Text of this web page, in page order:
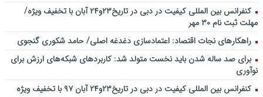
کنفرانس بین المللی کیفیت در دبی در تاریخ۲۳و۲۴ آبان با تخفیف ویژه/
مهلت ثبت نام ۳۰ مهر
راهکارهای نجات اقتصاد: اعتمادسازی دغدغه اصلی/ حامد شکوری گنجوی
برای صد ساله شدن باید نخست متولد شد: کاربردهای شبکه‌های ارزش برای
نوآوری
کنفرانس بین المللی کیفیت در دبی در تاریخ۲۳و۲۴ آبان ۹۷ با تخفیف ویژه